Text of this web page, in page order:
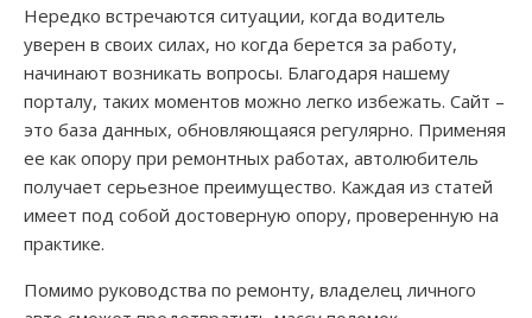
Нередко встречаются ситуации, когда водитель
уверен в своих силах, но когда берется за работу,
начинают возникать вопросы. Благодаря нашему
порталу, таких моментов можно легко избежать. Сайт –
это база данных, обновляющаяся регулярно. Применяя
ее как опору при ремонтных работах, автолюбитель
получает серьезное преимущество. Каждая из статей
имеет под собой достоверную опору, проверенную на
практике.
Помимо руководства по ремонту, владелец личного